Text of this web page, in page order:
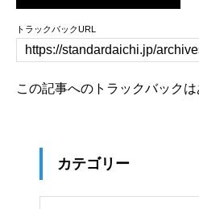
トラックバックURL
この記事へのトラックバックは
カテゴリー